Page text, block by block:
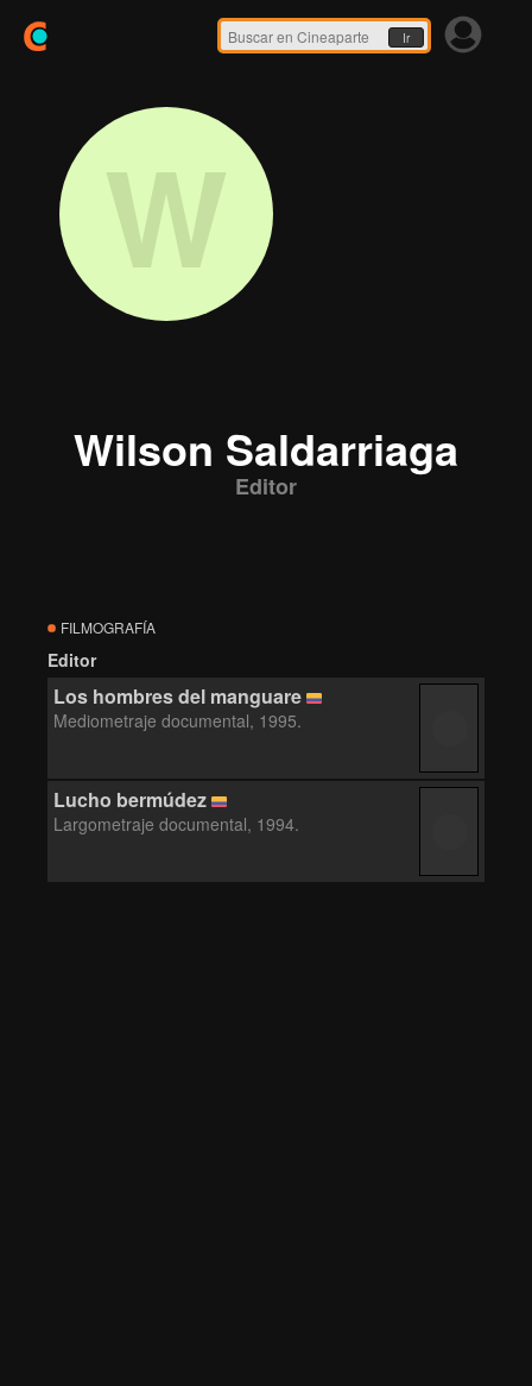
Ir
W
Wilson Saldarriaga
Editor
FILMOGRAFÍA
Editor
Los hombres del manguare
Mediometraje documental, 1995.
Lucho bermúdez
Largometraje documental, 1994.